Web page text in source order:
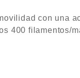
con una
400 filamentos/